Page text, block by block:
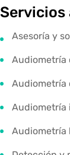
Asesoría y
Audiometría
Audiometría
Audiometría
Audiometría